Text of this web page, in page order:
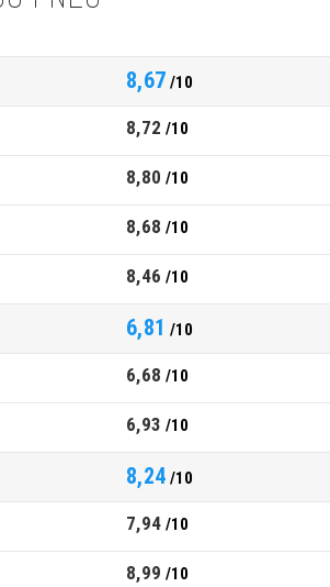
8,67 /10
8,72 /10
8,80 /10
8,68 /10
8,46 /10
6,81 /10
6,68 /10
6,93 /10
8,24 /10
7,94 /10
8,99 /10